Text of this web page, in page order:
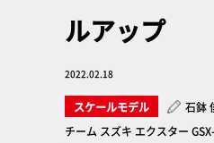
ルアップ
2022.02.18
スケールモデル 石鉢
チーム スズキ エクスター